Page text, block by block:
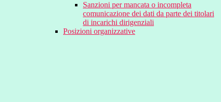
Sanzioni per mancata o incompleta
comunicazione dei dati da parte dei titolari
di incarichi dirigenziali
Posizioni organizzative